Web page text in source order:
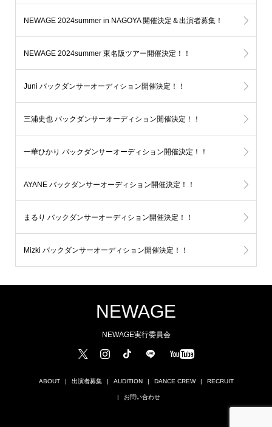
NEWAGE 2024summer in NAGOYA 開催決定＆出演者募集！
NEWAGE 2024summer 東名阪ツアー開催決定！！
Juni バックダンサーオーディション開催決定！！
三浦史也 バックダンサーオーディション開催決定！！
一華ひかり バックダンサーオーディション開催決定！！
AYANE バックダンサーオーディション開催決定！！
まるり バックダンサーオーディション開催決定！！
Mizki バックダンサーオーディション開催決定！！
NEWAGE
NEWAGE実行委員会
ABOUT 出演者募集 AUDITION DANCE CREW RECRUIT
お問い合わせ